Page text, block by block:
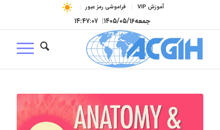
آموزش VIP فراموشی رمز عبور
جمعه۱۴۰۵/۰۵/۱۶| ۱۴:۴۷:۰۸